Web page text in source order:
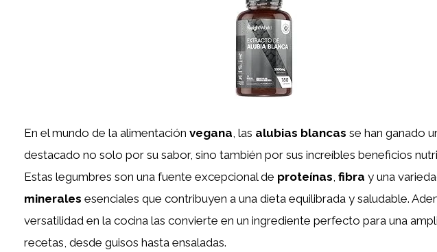
En el mundo de la alimentación vegana, las alubias blancas se han ganado
destacado no solo por su sabor, sino también por sus increíbles beneficios
Estas legumbres son una fuente excepcional de proteínas, fibra y una
minerales esenciales que contribuyen a una dieta equilibrada y saludable.
versatilidad en la cocina las convierte en un ingrediente perfecto para una
recetas, desde guisos hasta ensaladas.